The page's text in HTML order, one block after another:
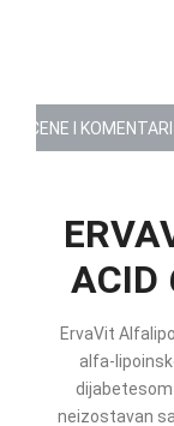
OCENE I KOMENTARI
ACID
ErvaVit
alfa-
neizostavan